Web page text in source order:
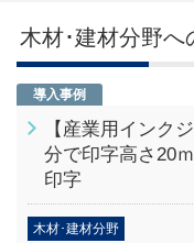
木材･建材分野へ
【産業用インク
分で印字高さ20
印字
導入事例
木材･建材分野